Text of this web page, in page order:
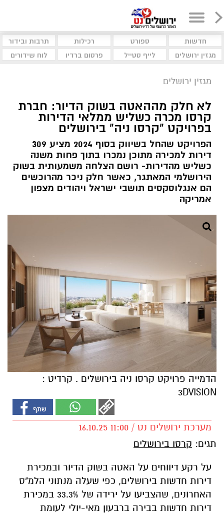
חדשות ספורט רכילות
תרבות ובידור
מגזין ירושלים
לייף סטייל פרסום ברדיו לוח שידורים
מגזין ירושלים
לא חלק מההאטה בשוק הדיור: חברת
קרסו מכרה כשליש ממלאי הדירות
בפרויקט "קרסו ניה" בירושלים
הפרויקט שהחל בשיווק בסוף 2024 מציע 309
דירות למכירה מתוכן נמכרו בתוך פחות משנה
כשליש מהדירות- רושם הצלחה משמעותית בשוק
הירושלמי המאתגר, כאשר חלק ניכר מהרוכשים
הם אנגלוסקסים תושבי ישראל ויהודים מצפון
אמריקה
הדמייה פרויקט קרסו ניה בירושלים . קרדיט :
3DVISION
מערכת ירושלים נט / 11:00 16.10.25
תגים: קרסו בירושלים
על רקע דיווחים על האטה בשוק הדיור ובמכירת
דירות חדשות בירושלים, כפי שעלה מנתוני הלמ"ס
האחרונים, שהצביעו על ירידה של 33.3% במכירת
דירות חדשות בבירה ברבעון מאי-יולי לעומת